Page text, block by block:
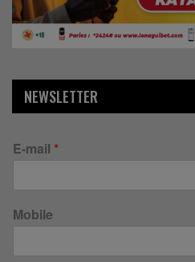
NEWSLETTER
E-mail *
Mobile